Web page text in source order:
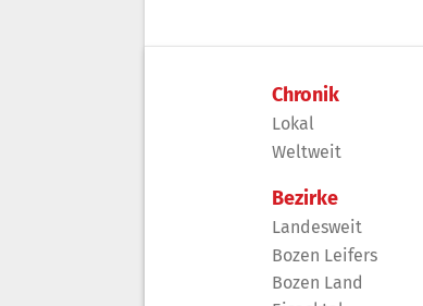
Chronik
Lokal
Weltweit
Bezirke
Landesweit
Bozen Leifers
Bozen Land